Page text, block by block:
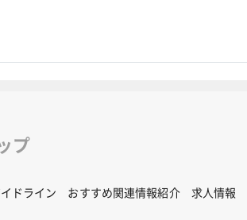
プ
ドライン おすすめ関連情報紹介 求人情報